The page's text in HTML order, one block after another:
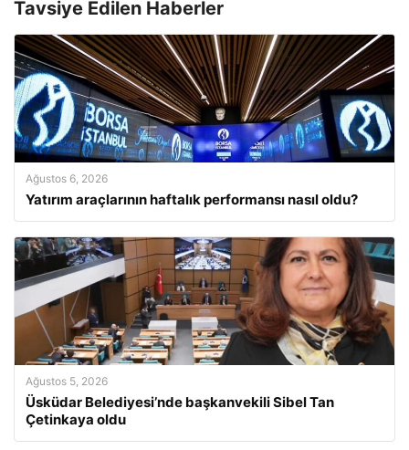
Tavsiye Edilen Haberler
Ağustos 6, 2026
Yatırım araçlarının haftalık performansı nasıl oldu?
Ağustos 5, 2026
Üsküdar Belediyesi’nde başkanvekili Sibel Tan
Çetinkaya oldu